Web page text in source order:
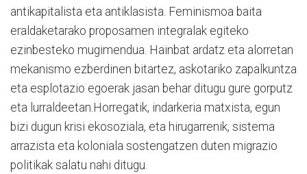
antikapitalista eta antiklasista. Feminismoa baita
eraldaketarako proposamen integralak egiteko
ezinbesteko mugimendua. Hainbat ardatz eta alorretan
mekanismo ezberdinen bitartez, askotariko zapalkuntza
eta esplotazio egoerak jasan behar ditugu gure gorputz
eta lurraldeetan.Horregatik, indarkeria matxista, egun
bizi dugun krisi ekosoziala, eta hirugarrenik, sistema
arrazista eta koloniala sostengatzen duten migrazio
politikak salatu nahi ditugu.